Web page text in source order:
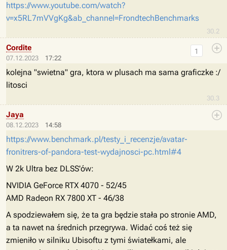
30.2
https://www.youtube.com/watch?
v=x5RL7mVVgKg&ab_channel=FrondtechBenchmarks
07.12.2023 17:22
30.3
1
Cordite
kolejna "swietna" gra, ktora w plusach ma sama graficzke :/
litosci
08.12.2023 14:58
Jaya
https://www.benchmark.pl/testy_i_recenzje/avatar-
fronitrers-of-pandora-test-wydajnosci-pc.html#4
W 2k Ultra bez DLSS'ów:
NVIDIA GeForce RTX 4070 - 52/45
AMD Radeon RX 7800 XT - 46/38
A spodziewałem się, że ta gra będzie stała po stronie AMD,
a ta nawet na średnich przegrywa. Widać coś też się
zmieniło w silniku Ubisoftu z tymi światełkami, ale